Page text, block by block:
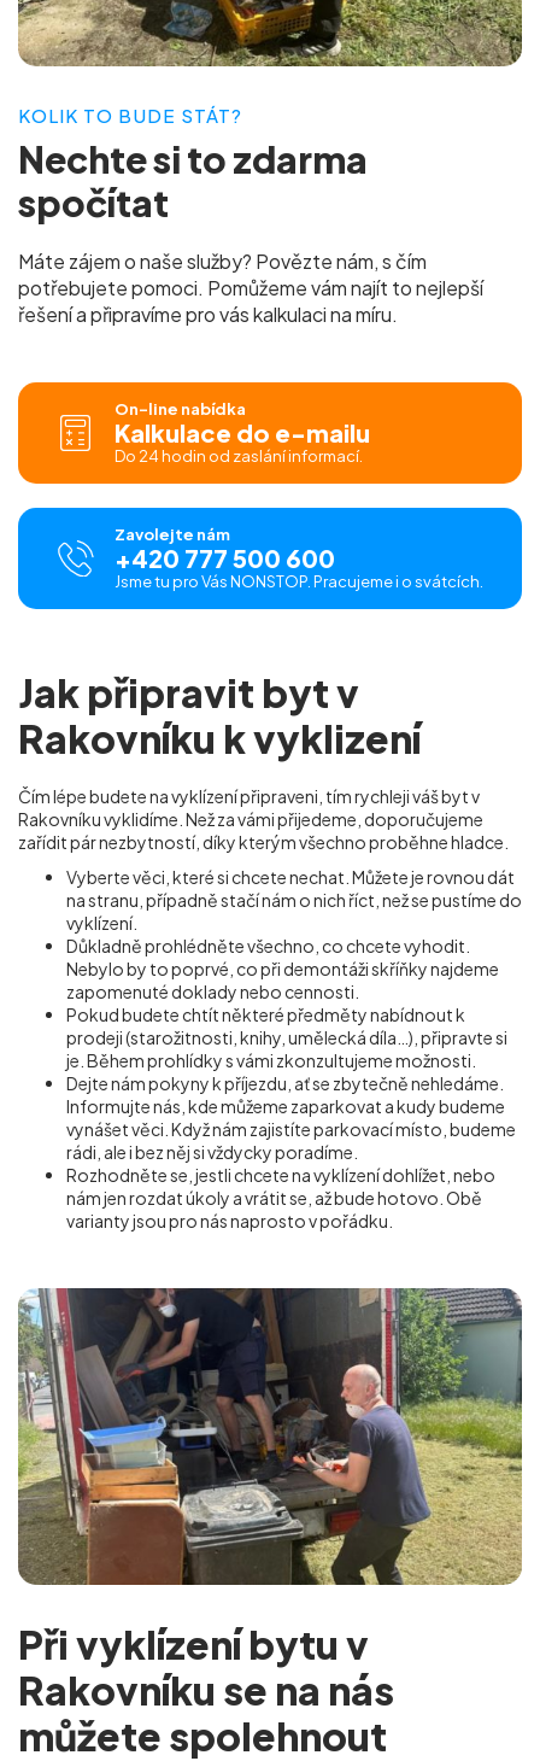
KOLIK TO BUDE STÁT?
Nechte si tozdarma
spočítat
Máte zájem o naše služby? Povězte nám, s čím
potřebujete pomoci. Pomůžeme vám najít to nejlepší
řešení a připravíme pro váskalkulaci na míru.
On-line nabídka
Kalkulace do e-mailu
Do 24 hodin od zaslání informací.
Zavolejte nám
+420 777 500 600
Jsme tu pro Vás NONSTOP. Pracujeme i o svátcích.
Jak připravit byt v
Rakovníku k vyklizení
Čím lépe budete na vyklízení připraveni, tím rychleji váš byt v
Rakovníku vyklidíme. Než za vámi přijedeme, doporučujeme
zařídit pár nezbytností, díky kterým všechno proběhne hladce.
Vyberte věci, které si chcete nechat. Můžete je rovnou dát
na stranu, případně stačí nám o nich říct, než se pustíme do
vyklízení.
Důkladně prohlédněte všechno, co chcete vyhodit.
Nebylo by to poprvé, co při demontáži skříňky najdeme
zapomenuté doklady nebo cennosti.
Pokud budete chtít některé předměty nabídnout k
prodeji (starožitnosti, knihy, umělecká díla…), připravte si
je. Během prohlídky s vámi zkonzultujeme možnosti.
Dejte nám pokyny k příjezdu, ať se zbytečně nehledáme.
Informujte nás, kde můžeme zaparkovat a kudy budeme
vynášet věci. Když nám zajistíte parkovací místo, budeme
rádi, ale i bez něj si vždycky poradíme.
Rozhodněte se, jestli chcete na vyklízení dohlížet, nebo
nám jen rozdat úkoly a vrátit se, až bude hotovo. Obě
varianty jsou pro nás naprosto v pořádku.
Při vyklízení bytu v
Rakovníku se na nás
můžete spolehnout